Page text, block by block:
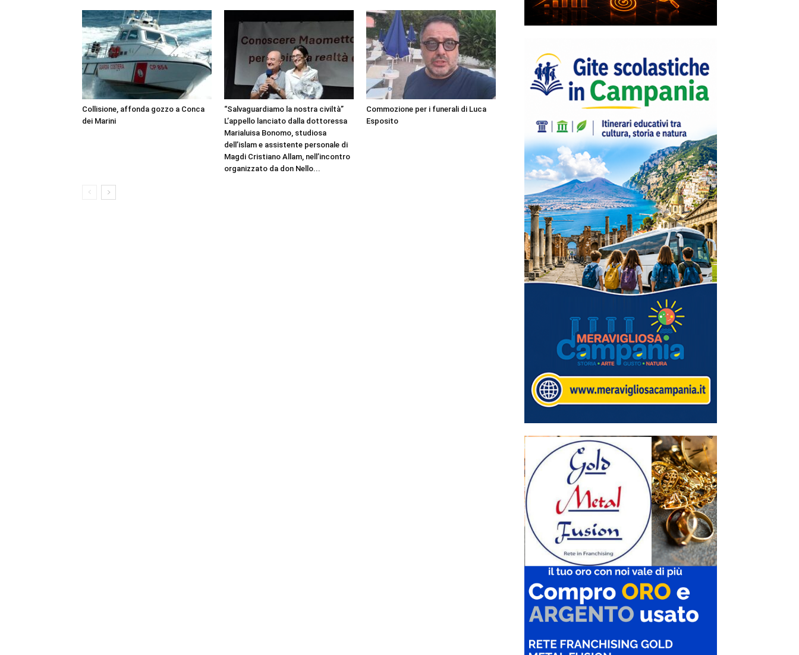
Collisione, affonda gozzo a Conca
dei Marini
“Salvaguardiamo la nostra civiltà”
L’appello lanciato dalla dottoressa
Marialuisa Bonomo, studiosa
dell’islam e assistente personale di
Magdi Cristiano Allam, nell’incontro
organizzato da don Nello...
Commozione per i funerali di Luca
Esposito